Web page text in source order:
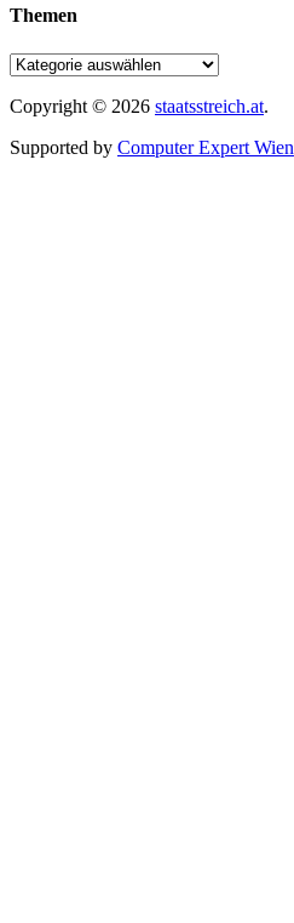
Themen
Copyright © 2026 staatsstreich.at.
Supported by Computer Expert Wien